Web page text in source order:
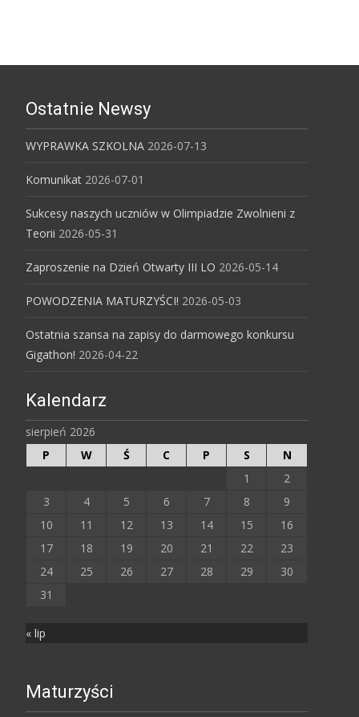
Ostatnie Newsy
WYPRAWKA SZKOLNA 2026-07-13
Komunikat 2026-07-01
Sukcesy naszych uczniów w Olimpiadzie Zwolnieni z
Teorii 2026-05-31
Zaproszenie na Dzień Otwarty III LO 2026-05-14
POWODZENIA MATURZYŚCI! 2026-05-03
Ostatnia szansa na zapisy do darmowego konkursu
Gigathon! 2026-04-22
Kalendarz
sierpień 2026
P
W Ś C P S
N
1
2
3
4 5 6 7 8
9
10
11 12 13 14 15
16
17
18 19 20 21 22
23
24
25 26 27 28 29
30
31
« lip
Maturzyści